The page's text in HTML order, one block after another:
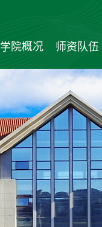
学院概况 师资队伍